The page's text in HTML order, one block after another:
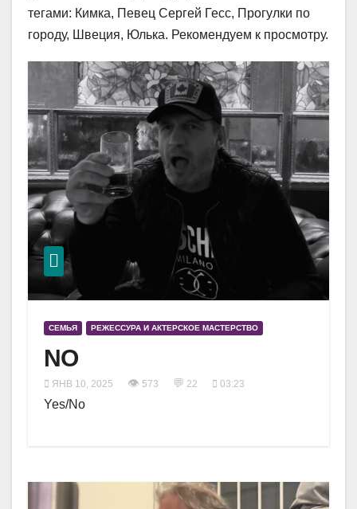
тегами: Кимка, Певец Сергей Гесс, Прогулки по
городу, Швеция, Юлька. Рекомендуем к просмотру.
СЕМЬЯ РЕЖЕССУРА И АКТЕРСКОЕ МАСТЕРСТВО
NO
ЯНВ 10, 2025 👁 573 💬 22 03:23
Yes/No